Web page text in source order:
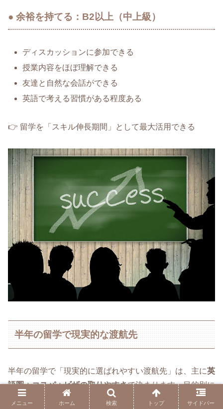
● 余裕を持てる：B2以上（中上級）
ディスカッションに参加できる
授業内容をほぼ理解できる
友達と自然な会話ができる
英語で考える習慣がある程度ある
👉 留学を「スキル伸長期間」として最大活用できる
半年の留学で現実的な渡航先
半年の留学で「現実的に選ばれやすい渡航先」は、主に英
語圏＋コスパ＋ビザの取りやすさで決まります。目的別に
整理すると分かりやすいです。
メニュー ホーム 検索 トップ サイドバー